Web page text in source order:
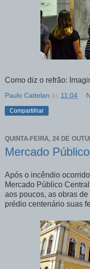
Como diz o refrão:
Paulo Cattelan às 11:04
Compartilhar
QUINTA-FEIRA, 24 DE
Mercado
Após o incêndio
Mercado Público
aos poucos, as obras
prédio centenário suas